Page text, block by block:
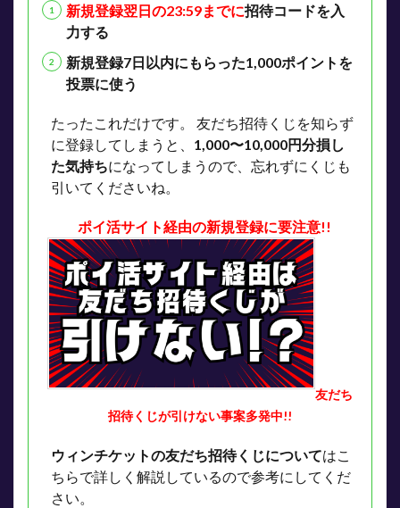
新規登録翌日の23:59までに招待コードを入
力する
新規登録7日以内にもらった1,000ポイントを
投票に使う
たったこれだけです。
友だち招待くじを知らず
に登録してしまうと、 1,000〜10,000円分損し
た気持ちになってしまうので、忘れずにくじも
引いてくださいね。
ポイ活サイト経由の新規登録に要注意!!
友だち
招待くじが引けない事案多発中!!
ウィンチケットの友だち招待くじについてはこ
ちらで詳しく解説しているので参考にしてくだ
さい。